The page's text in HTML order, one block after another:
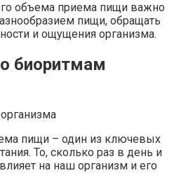
объема приема пищи важно
пищи, обращать
и ощущения организма.
биоритмам
пищи – один из ключевых
То, сколько раз в день и
на наш организм и его